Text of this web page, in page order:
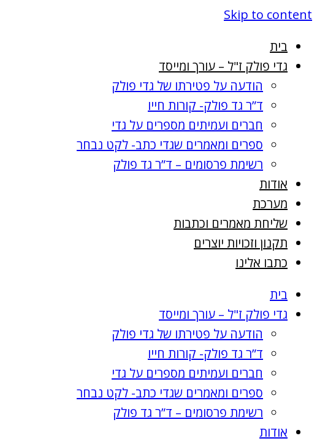
Skip to content
בית
גדי פולק ז"ל – עורך ומייסד
הודעה על פטירתו של גדי פולק
ד”ר גד פולק- קורות חייו
חברים ועמיתים מספרים על גדי
ספרים ומאמרים שגדי כתב- לקט נבחר
רשימת פרסומים – ד”ר גד פולק
אודות
מערכת
שליחת מאמרים וכתבות
תקנון וזכויות יוצרים
כתבו אלינו
בית
גדי פולק ז"ל – עורך ומייסד
הודעה על פטירתו של גדי פולק
ד”ר גד פולק- קורות חייו
חברים ועמיתים מספרים על גדי
ספרים ומאמרים שגדי כתב- לקט נבחר
רשימת פרסומים – ד”ר גד פולק
אודות